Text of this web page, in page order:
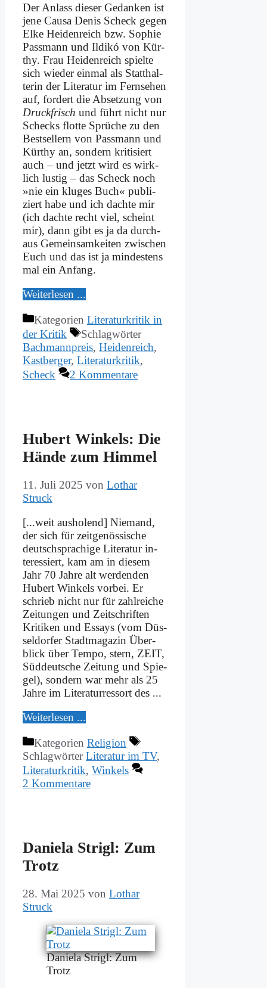
Der An­lass die­ser Ge­dan­ken ist
je­ne Cau­sa De­nis Scheck ge­gen
El­ke Hei­den­reich bzw. So­phie
Pass­mann und Il­di­kó von Kür­
thy. Frau Hei­den­reich spiel­te
sich wie­der ein­mal als Statt­hal­
te­rin der Li­te­ra­tur im Fern­se­hen
auf, for­dert die Ab­set­zung von
Druck­frisch und führt nicht nur
Schecks flot­te Sprü­che zu den
Best­sel­lern von Pass­mann und
Kür­thy an, son­dern kri­ti­siert
auch – und jetzt wird es wirk­
lich lu­stig – das Scheck noch
»nie ein klu­ges Buch« pu­bli­
ziert ha­be und ich dach­te mir
(ich dach­te recht viel, scheint
mir), dann gibt es ja da durch­
aus Ge­mein­sam­kei­ten zwi­schen
Euch und das ist ja min­de­stens
mal ein An­fang.
Wei­ter­le­sen ...
Kategorien Literaturkritik in
der Kritik
Schlagwörter
Bachmannpreis, Heidenreich,
Kastberger, Literaturkritik,
Scheck
2 Kommentare
Hu­bert Win­kels: Die
Hän­de zum Him­mel
11. Juli 2025 von Lothar
Struck
[...weit aus­ho­lend] Nie­mand,
der sich für zeit­ge­nös­si­sche
deutsch­spra­chi­ge Li­te­ra­tur in­
ter­es­siert, kam am in die­sem
Jahr 70 Jah­re alt wer­den­den
Hu­bert Win­kels vor­bei. Er
schrieb nicht nur für zahl­rei­che
Zei­tun­gen und Zeit­schrif­ten
Kri­ti­ken und Es­says (vom Düs­
sel­dor­fer Stadt­ma­ga­zin Über­
blick über Tem­po, stern, ZEIT,
Süd­deut­sche Zei­tung und Spie­
gel), son­dern war mehr als 25
Jah­re im Li­te­ra­tur­res­sort des ...
Wei­ter­le­sen ...
Kategorien Religion
SchlagwörterLiteratur im TV,
Literaturkritik, Winkels
2 Kommentare
Da­nie­la Stri­gl: Zum
Trotz
28. Mai 2025 von Lothar
Struck
Da­nie­la Stri­gl: Zum
Trotz